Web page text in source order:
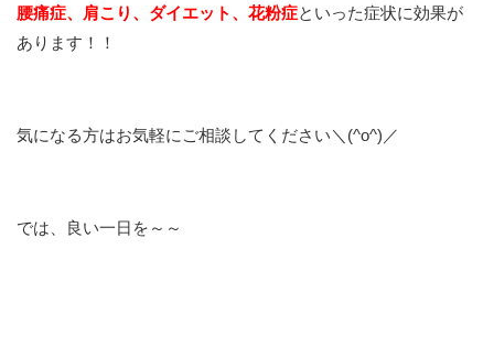
腰痛症、肩こり、ダイエット、花粉症といった症状に効果が
あります！！
気になる方はお気軽にご相談してください＼(^o^)／
では、良い一日を～～